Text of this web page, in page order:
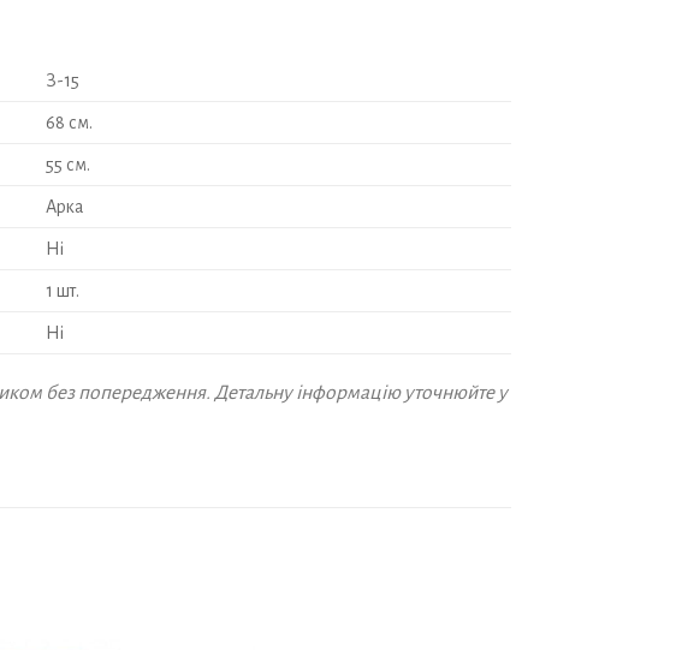
З-15
68 см.
55 см.
Арка
Ні
1 шт.
Ні
без попередження. Детальну інформацію уточнюйте у